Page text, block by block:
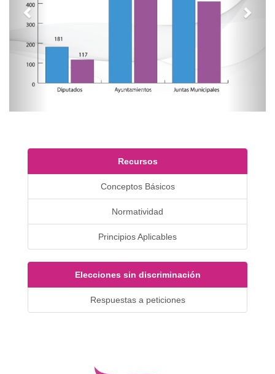
Recursos
Conceptos Básicos
Normatividad
Principios Aplicables
Elecciones sin discriminación
Respuestas a peticiones